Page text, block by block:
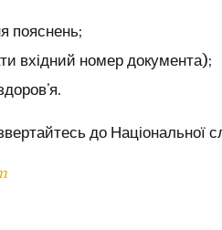
пояснень;
вхідний номер документа);
до Національної